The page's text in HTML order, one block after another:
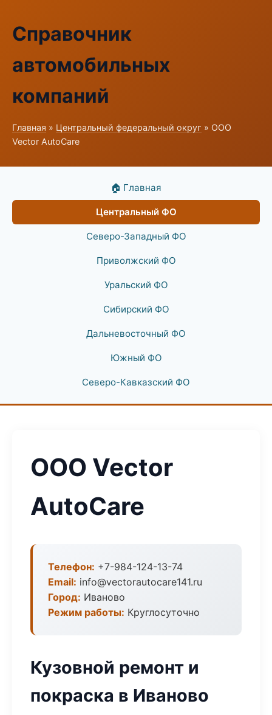
Справочник
автомобильных
компаний
Главная » Центральный федеральный округ » ООО
Vector AutoCare
🏠 Главная
Центральный ФО
Северо-Западный ФО
Приволжский ФО
Уральский ФО
Сибирский ФО
Дальневосточный ФО
Южный ФО
Северо-Кавказский ФО
ООО Vector
AutoCare
Телефон: +7-984-124-13-74
Email: info@vectorautocare141.ru
Город: Иваново
Режим работы: Круглосуточно
Кузовной ремонт и
покраска в Иваново